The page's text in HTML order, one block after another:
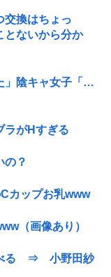
交換はちょっ
ないから分か
」陰キャ女子「…
ラがHすぎる
の？
カップお乳www
（画像あり）
べる ⇒ 小野田紗